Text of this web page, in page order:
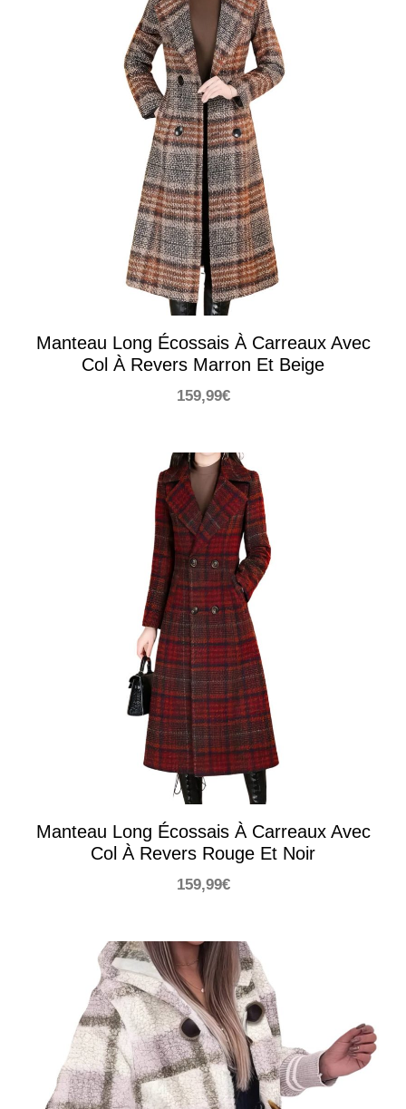
Manteau Long Écossais À Carreaux Avec
Col À Revers Marron Et Beige
159,99€
Manteau Long Écossais À Carreaux Avec
Col À Revers Rouge Et Noir
159,99€